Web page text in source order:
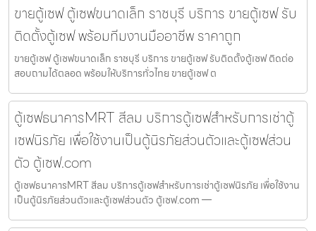
ขายตู้เซฟ ตู้เซฟขนาดเล็ก ราชบุรี บริการ ขายตู้เซฟ รับ
ติดตั้งตู้เซฟ พร้อมทีมงานมืออาชีพ ราคาถูก
ขายตู้เซฟ ตู้เซฟขนาดเล็ก ราชบุรี บริการ ขายตู้เซฟ รับติดตั้งตู้เซฟ ติดต่อ
สอบถามได้ตลอด พร้อมให้บริการทั่วไทย ขายตู้เซฟ ต
ตู้เซฟธนาคารMRT สีลม บริการตู้เซฟสำหรับการเช่าตู้
เซฟนิรภัย เพื่อใช้งานเป็นตู้นิรภัยส่วนตัวและตู้เซฟส่วน
ตัว ตู้เซฟ.com
ตู้เซฟธนาคารMRT สีลม บริการตู้เซฟสำหรับการเช่าตู้เซฟนิรภัย เพื่อใช้งาน
เป็นตู้นิรภัยส่วนตัวและตู้เซฟส่วนตัว ตู้เซฟ.com —